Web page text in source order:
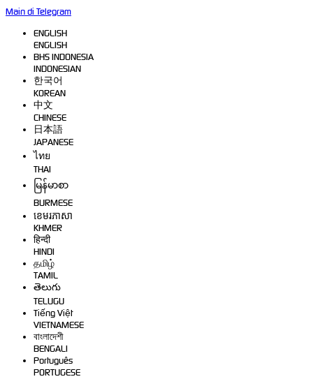
Main di Telegram
ENGLISH
ENGLISH
BHS INDONESIA
INDONESIAN
한국어
KOREAN
中文
CHINESE
日本語
JAPANESE
ไทย
THAI
မြန်မာစာ
BURMESE
ខេមរភាសា
KHMER
हिन्दी
HINDI
தமிழ்
TAMIL
తెలుగు
TELUGU
Tiếng Việt
VIETNAMESE
বাংলাদেশী
BENGALI
Português
PORTUGESE